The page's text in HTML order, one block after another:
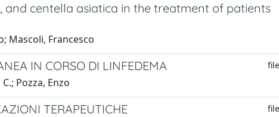
centella asiatica in the treatment of patients
Mascoli, Francesco
IN CORSO DI LINFEDEMA
Pozza, Enzo
TERAPEUTICHE